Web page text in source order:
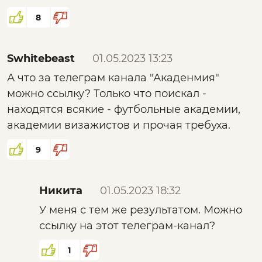
выработке электрической энергии,
небольшая доля может остаться и для
реализованная на этих принципах могла бы
полностью обнулить всю идеологическую
основу всех экофашистов и запустить новый
этап научно-технического прогресса,
основой которого будет не сокращение
производительности труда - а за счёт
сырьевого компонента.
сущем будущие должные «советы2.0».
Ленина такому зловещему
товарищи!
PS. Статья на dzen:
Язык логики. Товар–
Нация–Язык в воспроизводстве социальной
надстройки.
8
Swhitebeast
01.05.2023 13:23
А что за телеграм канала "Акаденмия"
можно ссылку? Только что поискал -
находятся всякие - футбольные академии,
академии визажистов и прочая требуха.
9
Никита
01.05.2023 18:32
У меня с тем же результатом. Можно
ссылку на этот телеграм-канал?
1